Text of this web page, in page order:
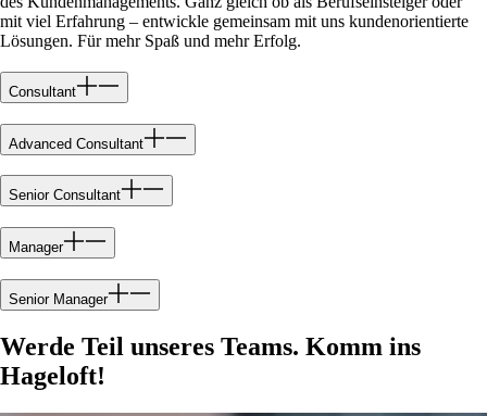
mit viel Erfahrung – entwickle gemeinsam mit uns kundenorientierte
Lösungen. Für mehr Spaß und mehr Erfolg.
Consultant
Advanced Consultant
Senior Consultant
Manager
Senior Manager
Werde Teil unseres Teams. Komm ins
Hageloft!